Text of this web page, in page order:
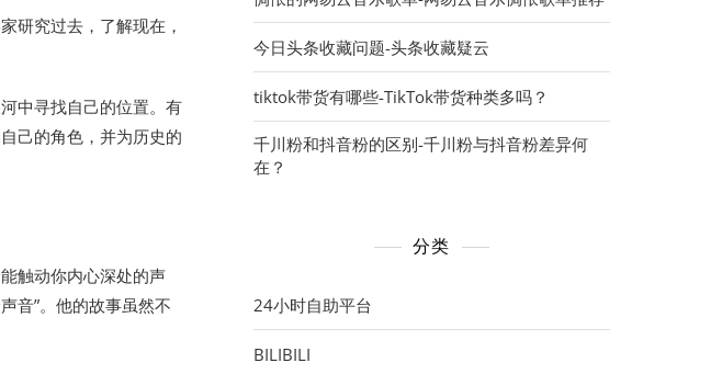
研究过去，了解现在，
中寻找自己的位置。有
己的角色，并为历史的
触动你内心深处的声
音”。他的故事虽然不
今日头条收藏问题-头条收藏疑云
tiktok带货有哪些-TikTok带货种类多吗？
千川粉和抖音粉的区别-千川粉与抖音粉差异何
在？
分类
24小时自助平台
BILIBILI